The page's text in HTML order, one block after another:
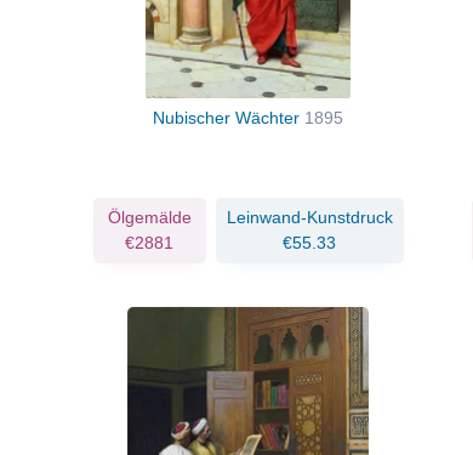
Nubischer Wächter 1895
Ölgemälde
€2881
Leinwand-Kunstdruck
€55.33